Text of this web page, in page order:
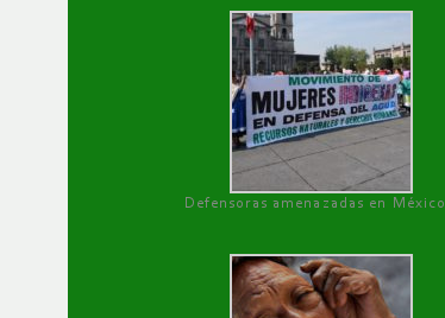
Defensoras amenazadas en México